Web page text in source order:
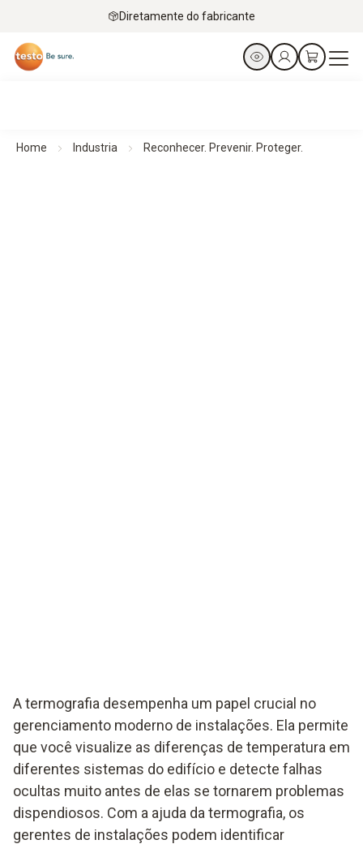
Diretamente do fabricante
Home Industria Reconhecer. Prevenir. Proteger.
A termografia desempenha um papel crucial no
gerenciamento moderno de instalações. Ela permite
que você visualize as diferenças de temperatura em
diferentes sistemas do edifício e detecte falhas
ocultas muito antes de elas se tornarem problemas
dispendiosos. Com a ajuda da termografia, os
gerentes de instalações podem identificar